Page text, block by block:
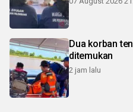
Dua korban
ditemukan
2 jam lalu